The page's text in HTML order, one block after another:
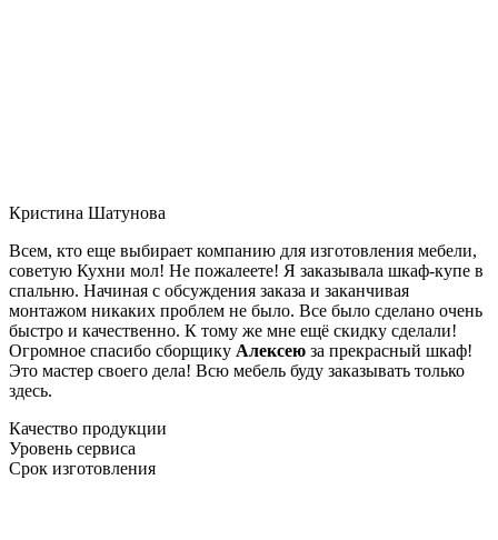
Кристина Шатунова
Всем, кто еще выбирает компанию для изготовления мебели,
советую Кухни мол! Не пожалеете! Я заказывала шкаф-купе в
спальню. Начиная с обсуждения заказа и заканчивая
монтажом никаких проблем не было. Все было сделано очень
быстро и качественно. К тому же мне ещё скидку сделали!
Огромное спасибо сборщику Алексею за прекрасный шкаф!
Это мастер своего дела! Всю мебель буду заказывать только
здесь.
Качество продукции
Уровень сервиса
Срок изготовления